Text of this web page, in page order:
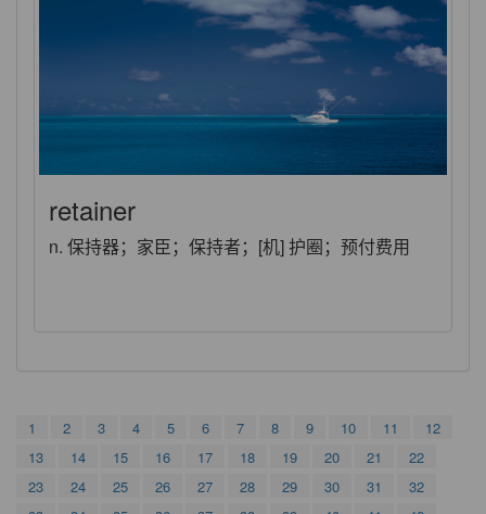
retainer
n. 保持器；家臣；保持者；[机] 护圈；预付费用
1 2 3 4 5 6 7 8 9 10 11
12
13
14 15 16 17 18 19 20 21
22
23
24 25 26 27 28 29 30 31
32